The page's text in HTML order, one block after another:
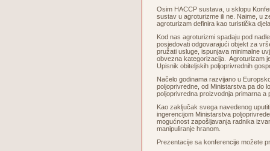
Osim HACCP sustava, u sklopu
sustav u agroturizme ili ne. Naime, u
agroturizam definira kao turistička
Kod nas agroturizmi spadaju pod
posjedovati odgovarajući objekt za
pružati usluge, ispunjava minimalne
obvezna kategorizacija. Agroturizam
Upisnik obiteljskih poljoprivrednih
Načelo godinama razvijano u
poljoprivredne, od Ministarstva pa do
poljoprivredna proizvodnja primarna a
Kao zaključak svega navedenog
ingerencijom Ministarstva
mogućnost zapošljavanja radnika
manipuliranje hranom.
Prezentacije sa konferencije možete